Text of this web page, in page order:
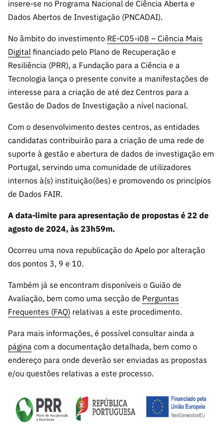
s
públicas
Manifesta
ções de
Interesse
FCCN,
serviços
digitais da
FCT
Denúncia
s
Apoios
PRR –
“Ciência +
Capacitaç
insere-se no Programa Nacional de Ciência Aberta e
Dados Abertos de Investigação (PNCADAI).
No âmbito do investimento RE-C05-i08 – Ciência Mais
Digital financiado pelo Plano de Recuperação e
Resiliência (PRR), a Fundação para a Ciência e a
Tecnologia lança o presente convite a manifestações de
interesse para a criação de até dez Centros para a
Gestão de Dados de Investigação a nível nacional.
Com o desenvolvimento destes centros, as entidades
candidatas contribuirão para a criação de uma rede de
suporte à gestão e abertura de dados de investigação em
Portugal, servindo uma comunidade de utilizadores
internos à(s) instituição(ões) e promovendo os princípios
de Dados FAIR.
A data-limite para apresentação de propostas é 22 de
agosto de 2024, às 23h59m.
Ocorreu uma nova republicação do Apelo por alteração
dos pontos 3, 9 e 10.
Também já se encontram disponíveis o Guião de
Avaliação, bem como uma secção de Perguntas
Frequentes (FAQ) relativas a este procedimento.
Para mais informações, é possível consultar ainda a
página com a documentação detalhada, bem como o
endereço para onde deverão ser enviadas as propostas
e/ou questões relativas a este processo.